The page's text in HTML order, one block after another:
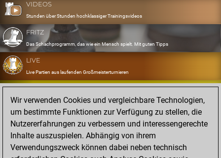
VIDEOS
Stunden über Stunden hochklassiger Trainingsvideos
FRITZ
Das Schachprogramm, das wie ein Mensch spielt. Mit guten Tipps
LIVE
Live Partien aus laufenden Großmeisterturnieren
OPENINGS
Erfassen und Üben Sie Ihr Eröffnungsrepertoire
DATABASE
Acht Millionen starke Partien
MYGAMES
Speichern und analysieren Sie eigene Partien in der Cloud
Wir verwenden Cookies und vergleichbare Technologien,
um bestimmte Funktionen zur Verfügung zu stellen, die
Nutzererfahrungen zu verbessern und interessengerechte
Inhalte auszuspielen. Abhängig von ihrem
Verwendungszweck können dabei neben technisch